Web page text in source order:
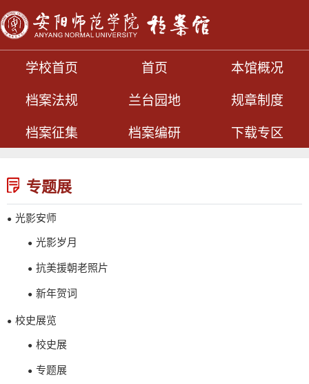
学校首页 首页
本馆概况
档案法规
兰台园地
规章制度
档案征集
档案编研 下载专区
专题展
● 光影安师
● 光影岁月
● 抗美援朝老照片
● 新年贺词
● 校史展览
● 校史展
● 专题展